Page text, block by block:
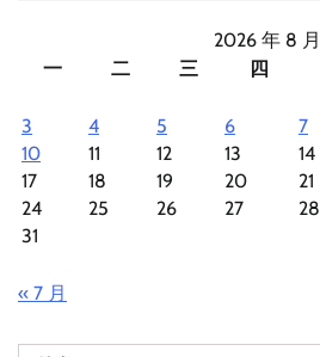
2026 年 8 月
一
二 三 四
3
4 5 6 7
10
11 12 13 14
17
18 19 20 21
24
25 26 27 28
31
« 7 月